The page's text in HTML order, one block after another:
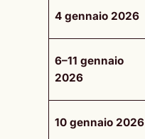
4 gennaio 2026
6–11 gennaio
2026
10 gennaio 2026